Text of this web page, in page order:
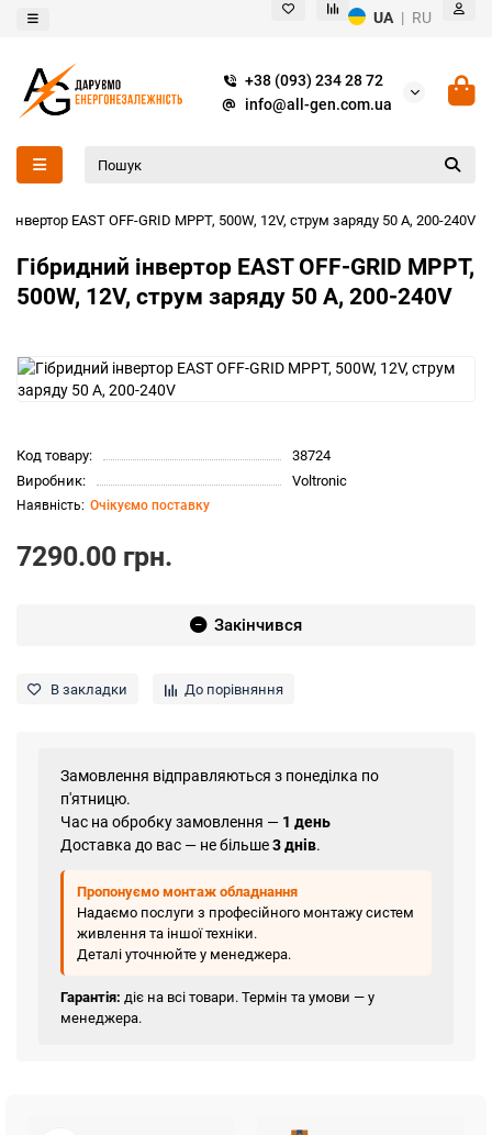
UA | RU
+38 (093) 234 28 72
info@all-gen.com.ua
інвертор EAST OFF-GRID MPPT, 500W, 12V, струм заряду 50 A, 200-240V
Гібридний інвертор EAST OFF-GRID MPPT,
500W, 12V, струм заряду 50 A, 200-240V
Код товару:
38724
Виробник:
Voltronic
Очікуємо поставку
7290.00 грн.
Закінчився
В закладки До порівняння
Замовлення відправляються з понеділка по
п'ятницю.
Час на обробку замовлення — 1 день
Доставка до вас — не більше3 днів.
Пропонуємо монтаж обладнання
Надаємо послуги з професійного монтажу систем
живлення та іншої техніки.
Деталі уточнюйте у менеджера.
Гарантія: діє на всі товари. Термін та умови — у
менеджера.